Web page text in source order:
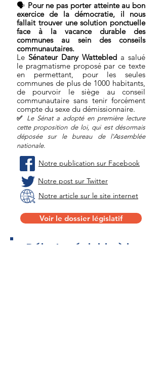
🗣 Pour ne pas porter atteinte au bon
exercice de la démocratie, il nous
fallait trouver une solution ponctuelle
face à la vacance durable des
communes au sein des conseils
communautaires.
Le Sénateur Dany Wattebled a salué
le pragmatisme proposé par ce texte
en permettant, pour les seules
communes de plus de 1000 habitants,
de pourvoir le siège au conseil
communautaire sans tenir forcément
compte du sexe du démissionnaire.
✅ Le Sénat a adopté en première lecture
cette proposition de loi, qui est désormais
déposée sur le bureau de l'Assemblée
nationale.
Notre publication sur Facebook
Notre post sur Twitter
Notre article sur le site internet
Voir le dossier législatif
Débat préalable à la